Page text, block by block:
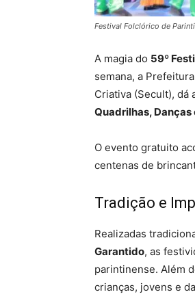
Festival Folclórico de
A magia do 59º
semana, a
Criativa (Secult), dá
Quadrilhas, Danças
O evento gratuito
centenas de
Tradição e
Realizadas
Garantido, as
parintinense. Além
crianças, jovens e